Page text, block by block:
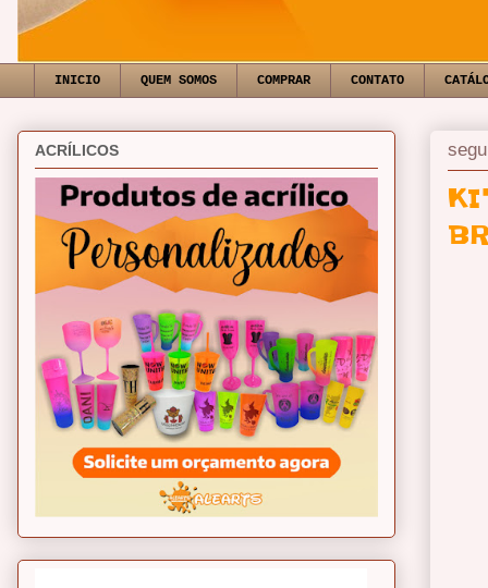
INICIO QUEM SOMOS COMPRAR CONTATO
ACRÍLICOS